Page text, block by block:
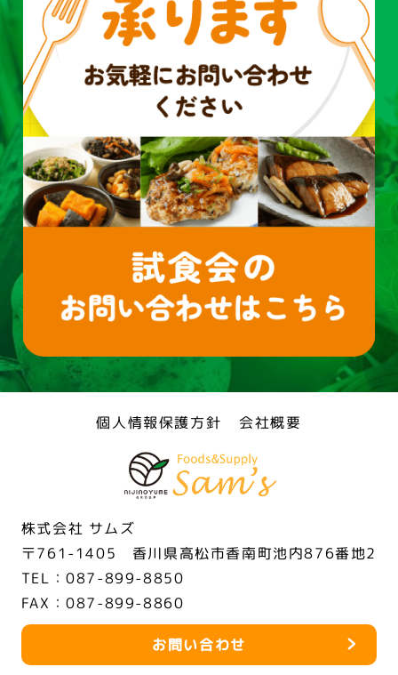
個人情報保護方針 会社概要
株式会社 サムズ
〒761-1405 香川県高松市香南町池内876番地2
TEL：087-899-8850
FAX：087-899-8860
お問い合わせ